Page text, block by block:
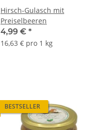
Hirsch-Gulasch mit
Preiselbeeren
4,99 € *
16,63 € pro 1 kg
BESTSELLER